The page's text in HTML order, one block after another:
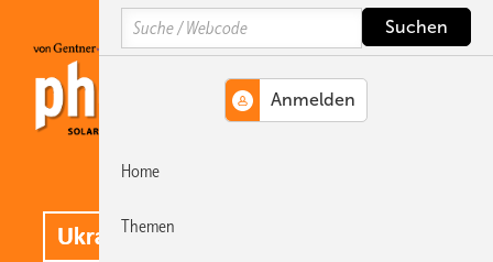
Hauptinhalt
Hauptmenü
SiteSearch
Search
Home
Themen